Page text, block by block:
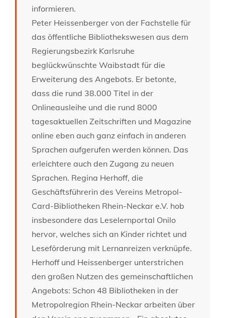
informieren.
Peter Heissenberger von der Fachstelle für
das öffentliche Bibliothekswesen aus dem
Regierungsbezirk Karlsruhe
beglückwünschte Waibstadt für die
Erweiterung des Angebots. Er betonte,
dass die rund 38.000 Titel in der
Onlineausleihe und die rund 8000
tagesaktuellen Zeitschriften und Magazine
online eben auch ganz einfach in anderen
Sprachen aufgerufen werden können. Das
erleichtere auch den Zugang zu neuen
Sprachen. Regina Herhoff, die
Geschäftsführerin des Vereins Metropol-
Card-Bibliotheken Rhein-Neckar e.V. hob
insbesondere das Leselernportal Onilo
hervor, welches sich an Kinder richtet und
Leseförderung mit Lernanreizen verknüpfe.
Herhoff und Heissenberger unterstrichen
den großen Nutzen des gemeinschaftlichen
Angebots: Schon 48 Bibliotheken in der
Metropolregion Rhein-Neckar arbeiten über